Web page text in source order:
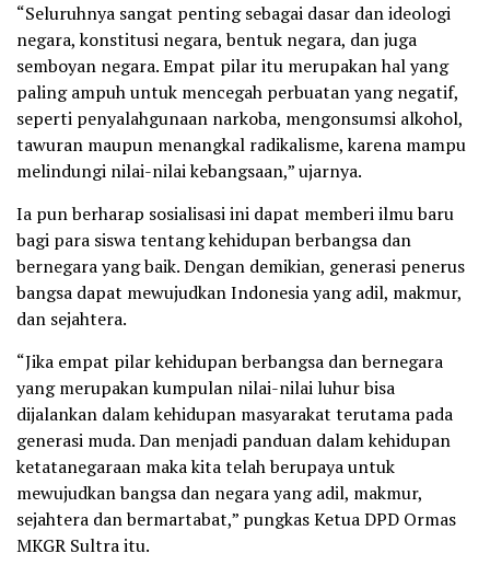
“Seluruhnya sangat penting sebagai dasar dan ideologi
negara, konstitusi negara, bentuk negara, dan juga
semboyan negara. Empat pilar itu merupakan hal yang
paling ampuh untuk mencegah perbuatan yang negatif,
seperti penyalahgunaan narkoba, mengonsumsi alkohol,
tawuran maupun menangkal radikalisme, karena mampu
melindungi nilai-nilai kebangsaan,” ujarnya.
Ia pun berharap sosialisasi ini dapat memberi ilmu baru
bagi para siswa tentang kehidupan berbangsa dan
bernegara yang baik. Dengan demikian, generasi penerus
bangsa dapat mewujudkan Indonesia yang adil, makmur,
dan sejahtera.
“Jika empat pilar kehidupan berbangsa dan bernegara
yang merupakan kumpulan nilai-nilai luhur bisa
dijalankan dalam kehidupan masyarakat terutama pada
generasi muda. Dan menjadi panduan dalam kehidupan
ketatanegaraan maka kita telah berupaya untuk
mewujudkan bangsa dan negara yang adil, makmur,
sejahtera dan bermartabat,” pungkas Ketua DPD Ormas
MKGR Sultra itu.